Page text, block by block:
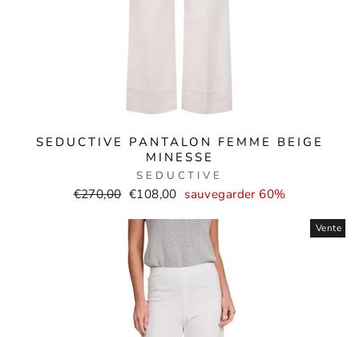
SEDUCTIVE PANTALON FEMME BEIGE
MINESSE
SEDUCTIVE
Prix
€270,00 Prix
de
vente
€108,00 sauvegarder 60%
Vente